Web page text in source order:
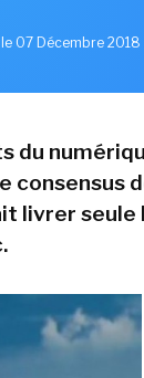
07 Décembre 2018
du
consensus
livrer seule